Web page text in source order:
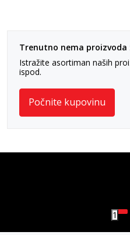
Trenutno nema
Istražite asortiman naših
ispod.
Počnite kupovinu
1